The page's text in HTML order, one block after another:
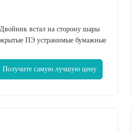
Двойник встал на сторону шары
ПЭ устранимые бумажные
Получите самую лучшую цену